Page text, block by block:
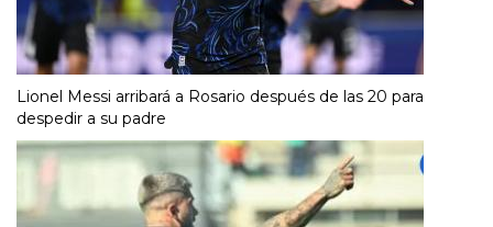
Lionel Messi arribará a Rosario después de las 20 para
despedir a su padre